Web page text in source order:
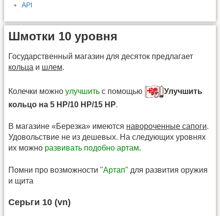
API
Шмотки 10 уровня
Государственный магазин для десяток предлагает
кольца и шлем.
Колечки можно улучшить с помощью
Улучшить
кольцо на 5 HP/10 HP/15 HP.
В магазине «Березка» имеются навороченные сапоги.
Удовольствие не из дешевых. На следующих уровнях
их можно развивать подобно артам.
Помни про возможности "Артап" для развития оружия
и щита
Серьги 10 (vn)